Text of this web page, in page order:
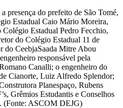
presença do prefeito de São Tomé,
Estadual Caio Mário Moreira,
Estadual Pedro Fecchio,
do Colégio Estadual 11 de
CeebjaSaada Mitre Abou
responsável pela
Canalli; o engenheiro do
Cianorte, Luiz Alfredo Splendor;
Planespaço, Rubens
Grêmios Estudantis e Conselhos
(Fonte: ASCOM DEJG)